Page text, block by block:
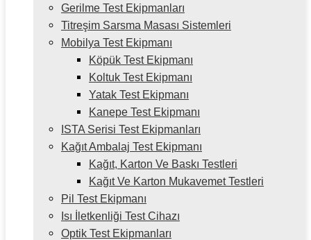
Gerilme Test Ekipmanları
Titreşim Sarsma Masası Sistemleri
Mobilya Test Ekipmanı
Köpük Test Ekipmanı
Koltuk Test Ekipmanı
Yatak Test Ekipmanı
Kanepe Test Ekipmanı
ISTA Serisi Test Ekipmanları
Kağıt Ambalaj Test Ekipmanı
Kağıt, Karton Ve Baskı Testleri
Kağıt Ve Karton Mukavemet Testleri
Pil Test Ekipmanı
Isı İletkenliği Test Cihazı
Optik Test Ekipmanları